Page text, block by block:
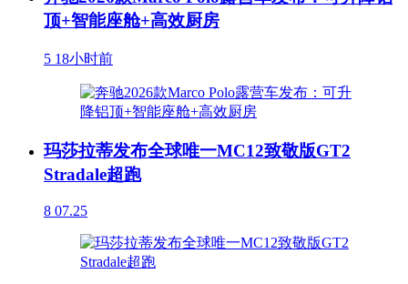
顶+智能座舱+高效厨房
5 18小时前
玛莎拉蒂发布全球唯一MC12致敬版GT2
Stradale超跑
8 07.25